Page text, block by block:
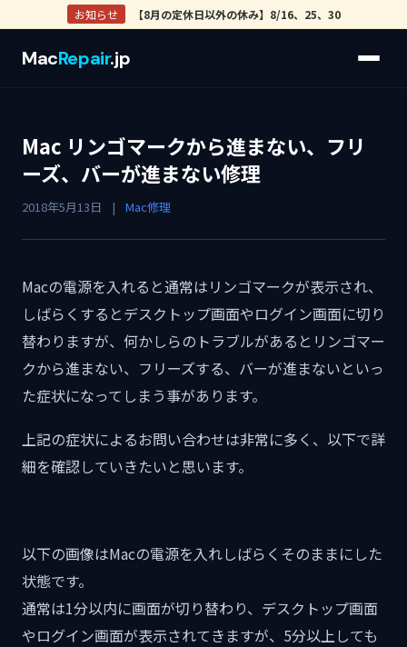
お知らせ 【8月の定休日以外の休み】8/16、25、30
MacRepair.jp
Mac リンゴマークから進まない、フリ
ーズ、バーが進まない修理
2018年5月13日 | Mac修理
Macの電源を入れると通常はリンゴマークが表示され、
しばらくするとデスクトップ画面やログイン画面に切り
替わりますが、何かしらのトラブルがあるとリンゴマー
クから進まない、フリーズする、バーが進まないといっ
た症状になってしまう事があります。
上記の症状によるお問い合わせは非常に多く、以下で詳
細を確認していきたいと思います。
以下の画像はMacの電源を入れしばらくそのままにした
状態です。
通常は1分以内に画面が切り替わり、デスクトップ画面
やログイン画面が表示されてきますが、5分以上しても